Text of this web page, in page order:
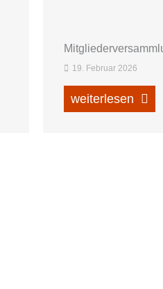
19. Februar 2026
weiterlesen